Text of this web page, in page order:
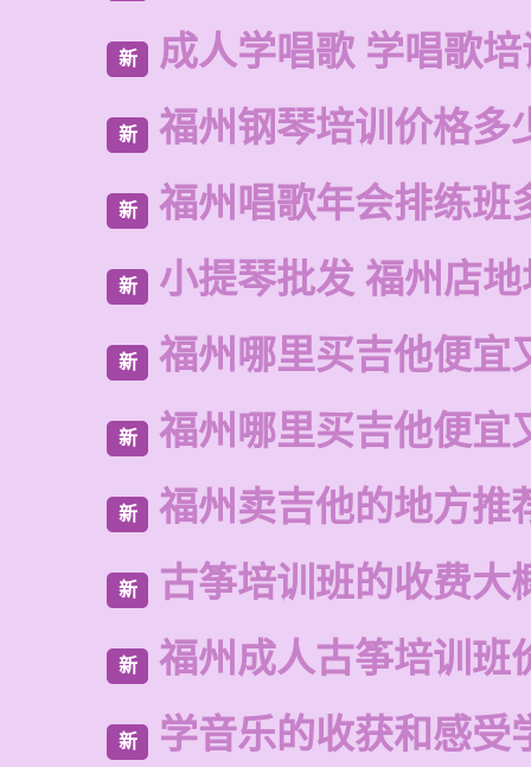
新 成人学唱歌 学唱歌
新 福州钢琴培训价格多
新 福州唱歌年会排练班
新 小提琴批发 福州店
新 福州哪里买吉他便宜
新 福州哪里买吉他便宜
新 福州卖吉他的地方推
新 古筝培训班的收费大
新 福州成人古筝培训班
新 学音乐的收获和感受